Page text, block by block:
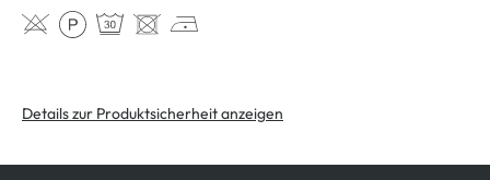
Details zur Produktsicherheit anzeigen